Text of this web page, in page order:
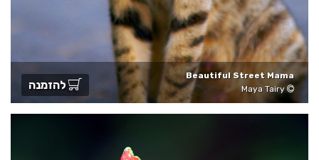
Beautiful Street Mama
Maya Tairy
להזמנה